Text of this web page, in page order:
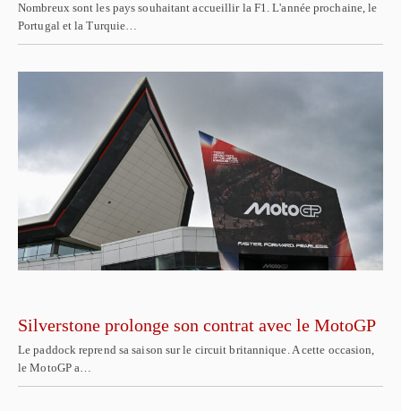
Nombreux sont les pays souhaitant accueillir la F1. L'année prochaine, le
Portugal et la Turquie…
Silverstone prolonge son contrat avec le MotoGP
Le paddock reprend sa saison sur le circuit britannique. A cette occasion,
le MotoGP a…